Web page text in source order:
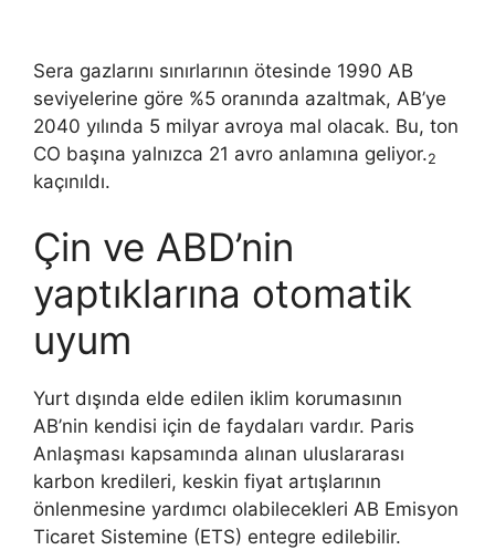
Sera gazlarını sınırlarının ötesinde 1990 AB
seviyelerine göre %5 oranında azaltmak, AB’ye
2040 yılında 5 milyar avroya mal olacak. Bu, ton
CO başına yalnızca 21 avro anlamına geliyor.2
kaçınıldı.
Çin ve ABD’nin
yaptıklarına otomatik
uyum
Yurt dışında elde edilen iklim korumasının
AB’nin kendisi için de faydaları vardır. Paris
Anlaşması kapsamında alınan uluslararası
karbon kredileri, keskin fiyat artışlarının
önlenmesine yardımcı olabilecekleri AB Emisyon
Ticaret Sistemine (ETS) entegre edilebilir.